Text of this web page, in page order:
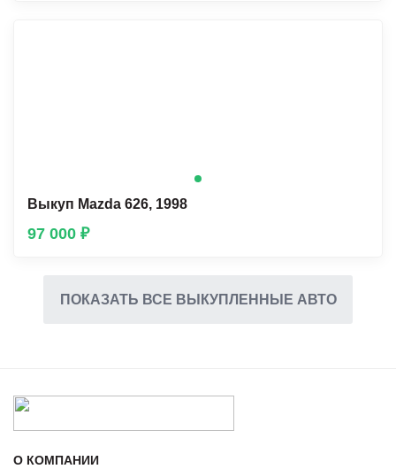
Выкуп Mazda 626, 1998
97 000 ₽
ПОКАЗАТЬ ВСЕ ВЫКУПЛЕННЫЕ АВТО
О КОМПАНИИ